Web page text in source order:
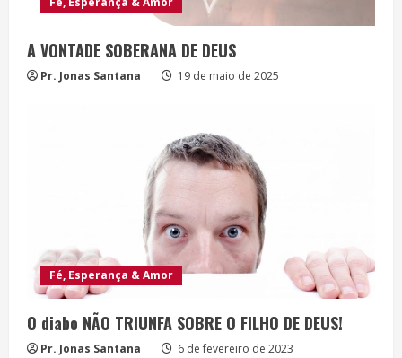
A VONTADE SOBERANA DE DEUS
Pr. Jonas Santana 19 de maio de 2025
Fé, Esperança & Amor
O diabo NÃO TRIUNFA SOBRE O FILHO DE DEUS!
Pr. Jonas Santana 6 de fevereiro de 2023